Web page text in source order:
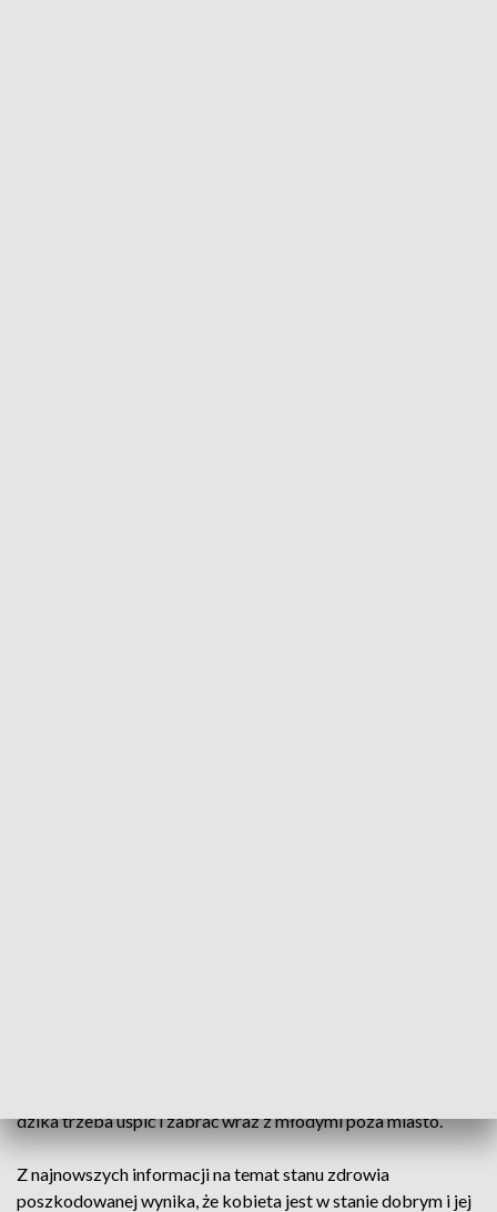
dzika trzeba uśpić i zabrać wraz z młodymi poza miasto.
Z najnowszych informacji na temat stanu zdrowia
poszkodowanej wynika, że kobieta jest w stanie dobrym i jej